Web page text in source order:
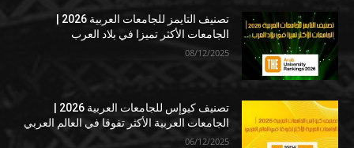
الجامعات الأكثر تميزا في بلاد العرب
08/12/2025
الجامعات العربية الأكثر تفوقا في العالم العربي
06/12/2025